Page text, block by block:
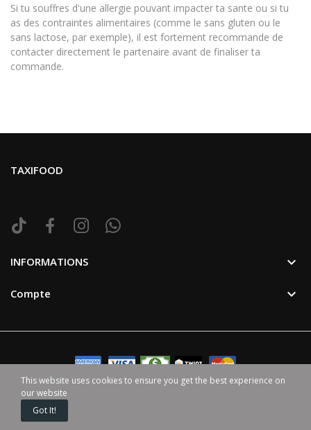
Si tu souffres d'une allergie pouvant impacter ta sante ou si tu
as des contraintes alimentaires (comme le sans gluten ou le
sans lactose, par exemple), il est fortement recommande de
contacter directement le partenaire avant de finaliser ta
commande.
TAXIFOOD
INFORMATIONS 
Compte 
©2024 TaxiFood. Tous Droit Reservé. | Avec ♥ par
This website uses cookies to ensure you get the best experience on
our website
Got It!